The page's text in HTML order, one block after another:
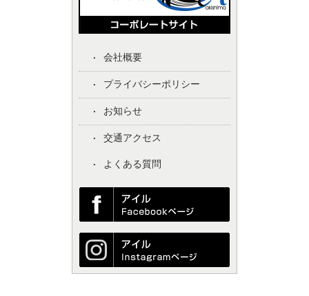
会社概要
プライバシーポリシー
お知らせ
交通アクセス
よくある質問